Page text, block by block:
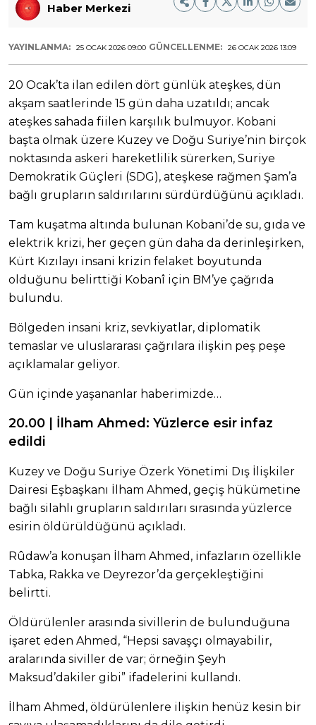
Haber Merkezi
YAYINLANMA: 25 OCAK 2026 09:00 GÜNCELLENME: 26 OCAK 2026 13:09
20 Ocak’ta ilan edilen dört günlük ateşkes, dün
akşam saatlerinde 15 gün daha uzatıldı; ancak
ateşkes sahada fiilen karşılık bulmuyor. Kobani
başta olmak üzere Kuzey ve Doğu Suriye’nin birçok
noktasında askeri hareketlilik sürerken, Suriye
Demokratik Güçleri (SDG), ateşkese rağmen Şam’a
bağlı grupların saldırılarını sürdürdüğünü açıkladı.
Tam kuşatma altında bulunan Kobani’de su, gıda ve
elektrik krizi, her geçen gün daha da derinleşirken,
Kürt Kızılayı insani krizin felaket boyutunda
olduğunu belirttiği Kobanî için BM’ye çağrıda
bulundu.
Bölgeden insani kriz, sevkiyatlar, diplomatik
temaslar ve uluslararası çağrılara ilişkin peş peşe
açıklamalar geliyor.
Gün içinde yaşananlar haberimizde…
20.00 | İlham Ahmed: Yüzlerce esir infaz
edildi
Kuzey ve Doğu Suriye Özerk Yönetimi Dış İlişkiler
Dairesi Eşbaşkanı İlham Ahmed, geçiş hükümetine
bağlı silahlı grupların saldırıları sırasında yüzlerce
esirin öldürüldüğünü açıkladı.
Rûdaw’a konuşan İlham Ahmed, infazların özellikle
Tabka, Rakka ve Deyrezor’da gerçekleştiğini
belirtti.
Öldürülenler arasında sivillerin de bulunduğuna
işaret eden Ahmed, “Hepsi savaşçı olmayabilir,
aralarında siviller de var; örneğin Şeyh
Maksud’dakiler gibi” ifadelerini kullandı.
İlham Ahmed, öldürülenlere ilişkin henüz kesin bir